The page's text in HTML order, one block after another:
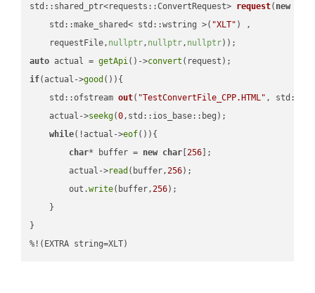
std::shared_ptr<requests::ConvertRequest> request( new
    std::make_shared< std::wstring >(
"XLT" ) ,
    requestFile,
nullptr, nullptr, nullptr))
auto actual = getApi()->convert
if(actual->good ()){
std::ofstream out( "TestConvertFile_CPP.HTML" ,
    actual->
seekg(0,std::ios_base::beg);
while(!actual->eof()){
char* buffer = new char [256 ];
        actual->
read (buffer,256);
        out.
write(buffer,256);
    }
}
%!(EXTRA string=XLT)